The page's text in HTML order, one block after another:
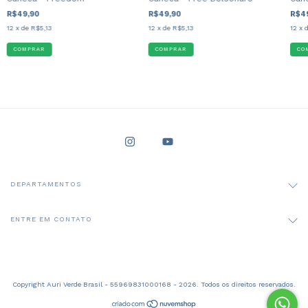
R$49,90
12 x de R$5,13
R$49,90
12 x de R$5,13 12 x
DEPARTAMENTOS
ENTRE EM CONTATO
Copyright Auri Verde Brasil - 55969831000168 - 2026. Todos os direitos reservados.